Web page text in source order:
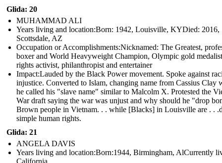
Glida: 20
MUHAMMAD ALI
Years living and location:Born: 1942, Louisville, KYDied: 2016,
Scottsdale, AZ
Occupation or Accomplishments: Nicknamed: The Greatest,
boxer and World Heavyweight Champion, Olympic gold
rights activist, philanthropist and entertainer
Impact:Lauded by the Black Power movement. Spoke against
injustice. Converted to Islam, changing name from Cassius Clay
he called his "slave name" similar to Malcolm X. Protested the
War draft saying the war was unjust and why should he "drop
Brown people in Vietnam. . . while [Blacks] in Louisville are . .
simple human rights.
Glida: 21
ANGELA DAVIS
Years living and location:Born:1944, Birmingham, AlCurrently
California